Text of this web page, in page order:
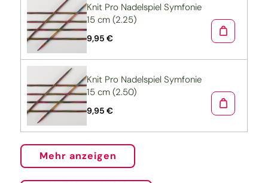
Knit Pro Nadelspiel Symfonie
15 cm (2.25)
9,95 €
Knit Pro Nadelspiel Symfonie
15 cm (2.50)
9,95 €
Mehr anzeigen